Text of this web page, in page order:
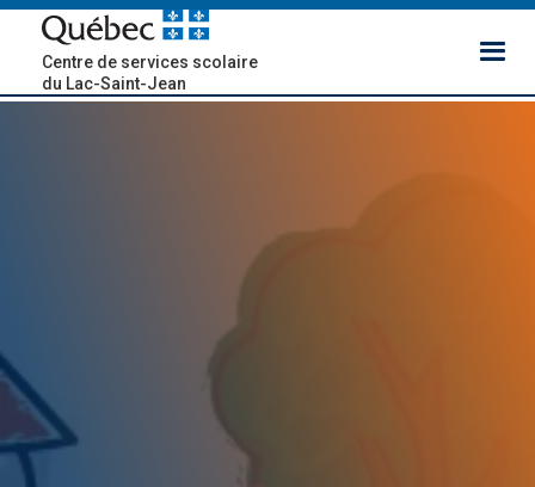
Centre de services scolaire
du Lac-Saint-Jean